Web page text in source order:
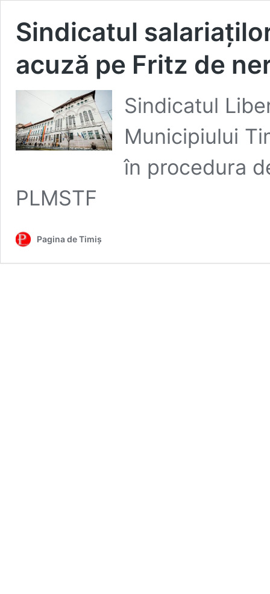
Sindicatul
acuză pe Fritz de
Sindicatul
Municipiului
în procedura
PLMSTF
Pagina de Timiș